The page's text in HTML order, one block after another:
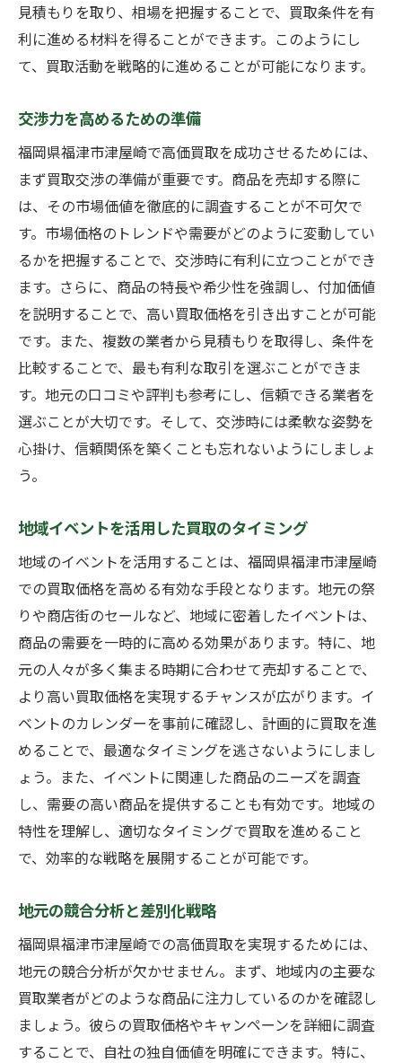
見積もりを取り、相場を把握することで、買取条件を有
利に進める材料を得ることができます。このようにし
て、買取活動を戦略的に進めることが可能になります。
交渉力を高めるための準備
福岡県福津市津屋崎で高価買取を成功させるためには、
まず買取交渉の準備が重要です。商品を売却する際に
は、その市場価値を徹底的に調査することが不可欠で
す。市場価格のトレンドや需要がどのように変動してい
るかを把握することで、交渉時に有利に立つことができ
ます。さらに、商品の特長や希少性を強調し、付加価値
を説明することで、高い買取価格を引き出すことが可能
です。また、複数の業者から見積もりを取得し、条件を
比較することで、最も有利な取引を選ぶことができま
す。地元の口コミや評判も参考にし、信頼できる業者を
選ぶことが大切です。そして、交渉時には柔軟な姿勢を
心掛け、信頼関係を築くことも忘れないようにしましょ
う。
地域イベントを活用した買取のタイミング
地域のイベントを活用することは、福岡県福津市津屋崎
での買取価格を高める有効な手段となります。地元の祭
りや商店街のセールなど、地域に密着したイベントは、
商品の需要を一時的に高める効果があります。特に、地
元の人々が多く集まる時期に合わせて売却することで、
より高い買取価格を実現するチャンスが広がります。イ
ベントのカレンダーを事前に確認し、計画的に買取を進
めることで、最適なタイミングを逃さないようにしまし
ょう。また、イベントに関連した商品のニーズを調査
し、需要の高い商品を提供することも有効です。地域の
特性を理解し、適切なタイミングで買取を進めること
で、効率的な戦略を展開することが可能です。
地元の競合分析と差別化戦略
福岡県福津市津屋崎での高価買取を実現するためには、
地元の競合分析が欠かせません。まず、地域内の主要な
買取業者がどのような商品に注力しているのかを確認し
ましょう。彼らの買取価格やキャンペーンを詳細に調査
することで、自社の独自価値を明確にできます。特に、